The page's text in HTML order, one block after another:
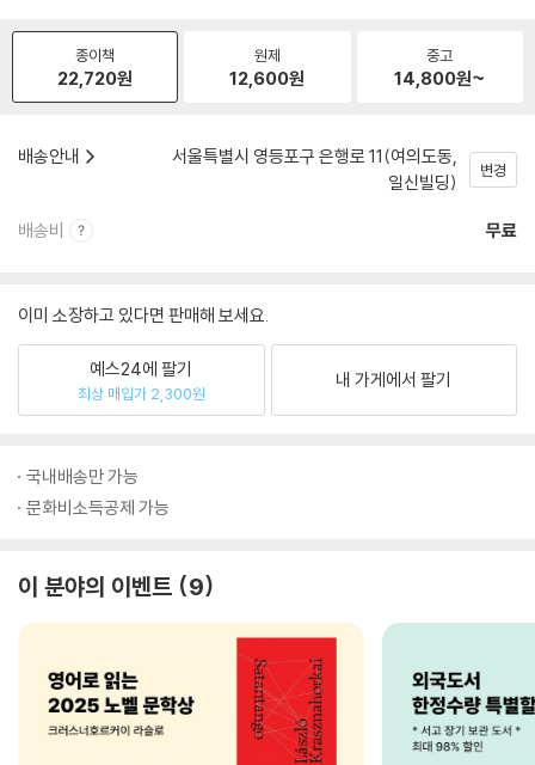
종이책
22,720원
원제
12,600원
중고
14,800원~
배송안내
서울특별시 영등포구 은행로 11(여의도동,
일신빌딩)
변경
배송비 무료
이미 소장하고 있다면 판매해 보세요.
예스24에 팔기
최상 매입가 2,300원
내 가게에서 팔기
국내배송만 가능
문화비소득공제 가능
이 분야의 이벤트 9